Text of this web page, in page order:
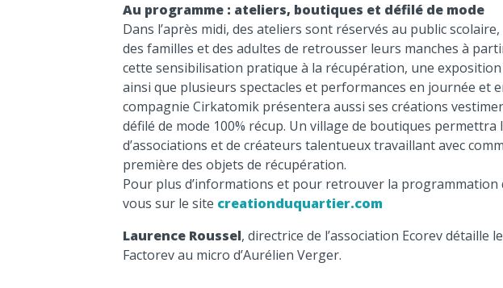
Au programme : ateliers, boutiques et défilé de mode
Dans l’après midi, des ateliers sont réservés au public
des familles et des adultes de retrousser leurs manches à
cette sensibilisation pratique à la récupération, une
ainsi que plusieurs spectacles et performances en journée et
compagnie Cirkatomik présentera aussi ses créations
défilé de mode 100% récup. Un village de boutiques
d’associations et de créateurs talentueux travaillant avec
première des objets de récupération.
Pour plus d’informations et pour retrouver la programmation
vous sur le site creationduquartier.com
Laurence Roussel, directrice de l’association Ecorev détaille
Factorev au micro d’Aurélien Verger.